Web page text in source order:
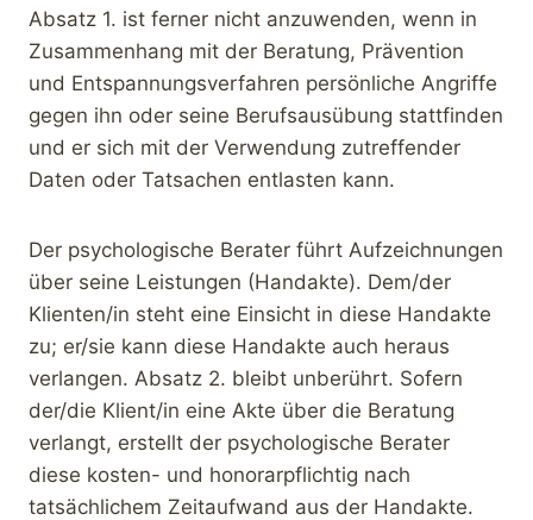
Absatz 1. ist ferner nicht anzuwenden, wenn in
Zusammenhang mit der Beratung, Prävention
und Entspannungsverfahren persönliche Angriffe
gegen ihn oder seine Berufsausübung stattfinden
und er sich mit der Verwendung zutreffender
Daten oder Tatsachen entlasten kann.
Der psychologische Berater führt Aufzeichnungen
über seine Leistungen (Handakte). Dem/der
Klienten/in steht eine Einsicht in diese Handakte
zu; er/sie kann diese Handakte auch heraus
verlangen. Absatz 2. bleibt unberührt. Sofern
der/die Klient/in eine Akte über die Beratung
verlangt, erstellt der psychologische Berater
diese kosten- und honorarpflichtig nach
tatsächlichem Zeitaufwand aus der Handakte.